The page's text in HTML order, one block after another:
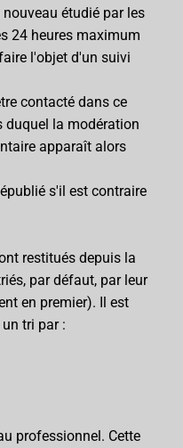
étudié par les
24 heures maximum
l'objet d'un suivi
contacté dans ce
duquel la modération
apparaît alors
s'il est contraire
restitués depuis la
par défaut, par leur
en premier). Il est
tri par :
professionnel. Cette